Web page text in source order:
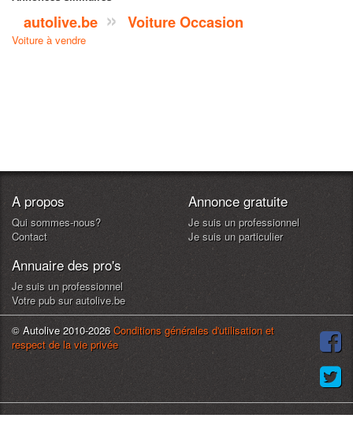
autolive.be Voiture Occasion
Voiture à vendre
A propos
Qui sommes-nous?
Contact
Annonce gratuite
Je suis un professionnel
Je suis un particulier
Annuaire des pro's
Je suis un professionnel
Votre pub sur autolive.be
© Autolive 2010-2026Conditions générales d'utilisation et
respect de la vie privée